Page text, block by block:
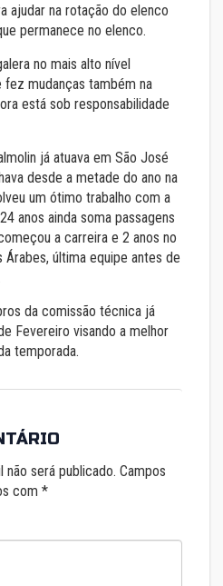
ajudar na rotação do elenco
permanece no elenco.
no mais alto nível
mudanças também na
está sob responsabilidade
já atuava em São José
desde a metade do ano na
um ótimo trabalho com a
anos ainda soma passagens
a carreira e 2 anos no
Árabes, última equipe antes de
da comissão técnica já
Fevereiro visando a melhor
temporada.
não será publicado. Campos
com *